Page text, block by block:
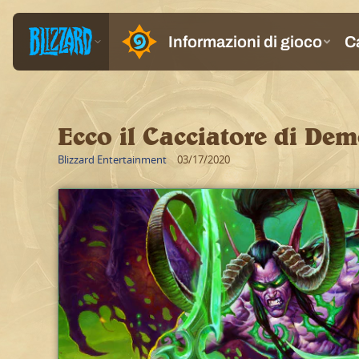
Ecco il Cacciatore di
Blizzard Entertainment 03/17/2020